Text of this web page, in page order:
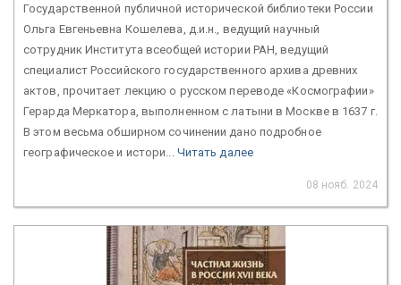
Государственной публичной исторической библиотеки России
Ольга Евгеньевна Кошелева, д.и.н., ведущий научный
сотрудник Института всеобщей истории РАН, ведущий
специалист Российского государственного архива древних
актов, прочитает лекцию о русском переводе «Космографии»
Герарда Меркатора, выполненном с латыни в Москве в 1637 г.
В этом весьма обширном сочинении дано подробное
географическое и истори... Читать далее
08 нояб. 2024